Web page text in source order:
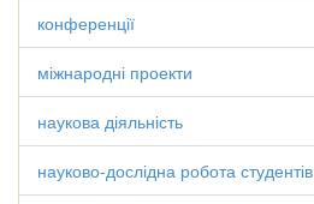
конференції
міжнародні проекти
наукова діяльність
науково-дослідна робота студентів